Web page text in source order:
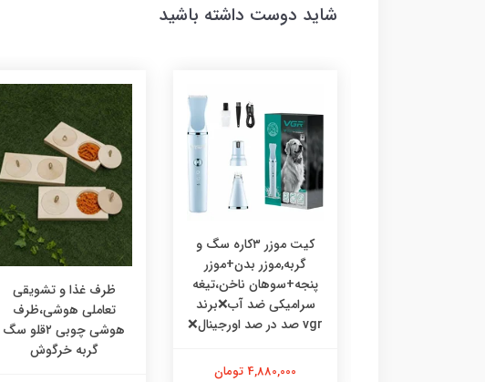
شاید دوست داشته باشید
کیت موزر ۳کاره سگ و
گربه,موزر بدن+موزر
پنجه+سوهان ناخن،تیغه
سرامیکی ضد آب❌برند
vgr صد در صد اورجینال❌
4,880,000 تومان
ظرف غذا و تشویقی
تعاملی هوشی،ظرف
هوشی چوبی ۲قلو سگ
گربه خرگوش